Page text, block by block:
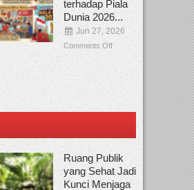
terhadap Piala
Dunia 2026...
Jun 27, 2026
Comments Off
Ruang Publik
yang Sehat Jadi
Kunci Menjaga